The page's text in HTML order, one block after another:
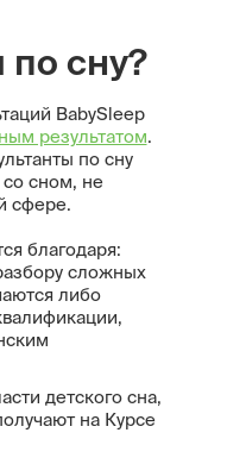
по сну?
BabySleep
результатом.
по сну
сном, не
сфере.
благодаря:
сложных
либо
детского сна,
на Курсе